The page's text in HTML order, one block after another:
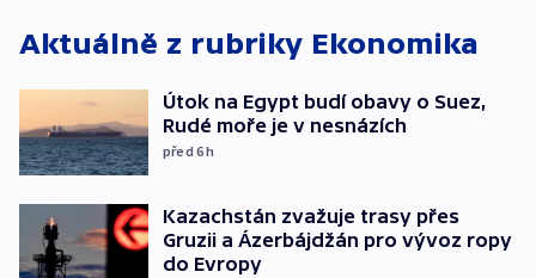
Aktuálně z rubriky Ekonomika
Útok na Egypt budí obavy o Suez,
Rudé moře je v nesnázích
před 6h
Kazachstán zvažuje trasy přes
Gruzii a Ázerbájdžán pro vývoz ropy
do Evropy